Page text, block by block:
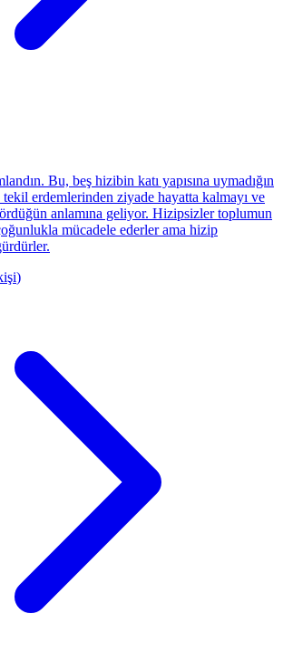
Bu, beş hizibin katı yapısına uymadığın
erdemlerinden ziyade hayatta kalmayı ve
anlamına geliyor. Hizipsizler toplumun
mücadele ederler ama hizip
)